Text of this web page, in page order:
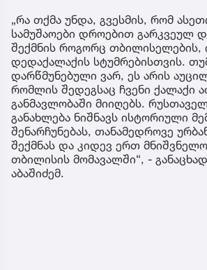
„რა თქმა უნდა, გვესმის, რომ
სამუშაოები დროებით გარკვეულ
შექმნის როგორც თბილისელების,
დედაქალაქის სტუმრებისთვის.
დარწმუნებული ვარ, ეს არის
რომლის შედეგსაც ჩვენი ქალაქი
განმავლობაში მიიღებს.
განახლება ნიშნავს ისტორიული
შენარჩუნებას, თანამედროვე
შექმნას და კიდევ ერთ
თბილისის მომავალში“, -
აბაშიძემ.